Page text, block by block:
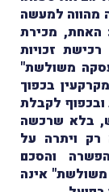
מהווה למעשה
האחת, מכירת
רכישת זכויות
משולשת"
בכפוך
לקבלת
בלא שרכשה
רק ויתרה על
והסכם
משולשת" אינה